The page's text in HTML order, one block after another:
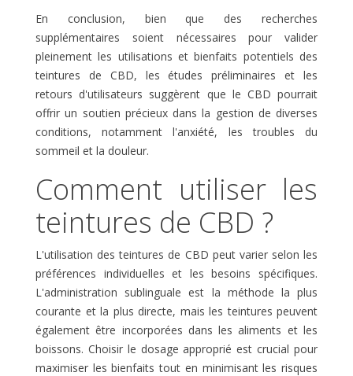
En conclusion, bien que des recherches
supplémentaires soient nécessaires pour valider
pleinement les utilisations et bienfaits potentiels des
teintures de CBD, les études préliminaires et les
retours d'utilisateurs suggèrent que le CBD pourrait
offrir un soutien précieux dans la gestion de diverses
conditions, notamment l'anxiété, les troubles du
sommeil et la douleur.
Comment utiliser les
teintures de CBD ?
L'utilisation des teintures de CBD peut varier selon les
préférences individuelles et les besoins spécifiques.
L'administration sublinguale est la méthode la plus
courante et la plus directe, mais les teintures peuvent
également être incorporées dans les aliments et les
boissons. Choisir le dosage approprié est crucial pour
maximiser les bienfaits tout en minimisant les risques